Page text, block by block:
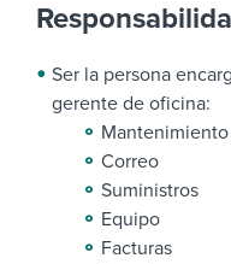
Ser la persona
gerente de oficina:
Mantenimiento
Correo
Suministros
Equipo
Facturas